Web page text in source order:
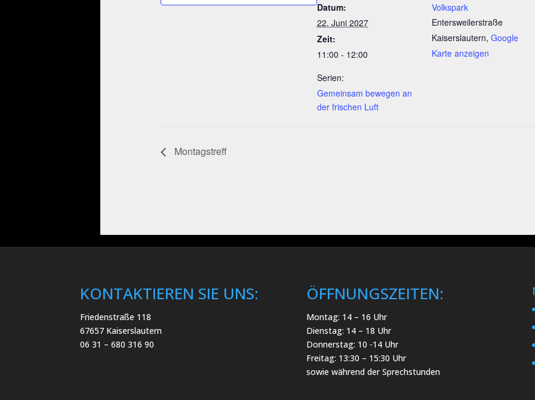
Datum:
22. Juni 2027
Zeit:
11:00 - 12:00
Serien:
Gemeinsam bewegen an
der frischen Luft
Volkspark
Entersweilerstraße
Kaiserslautern, Google
Karte anzeigen
Montagstreff
KONTAKTIEREN SIE UNS:
Friedenstraße 118
67657 Kaiserslautern
06 31 – 680 316 90
ÖFFNUNGSZEITEN:
Montag: 14 – 16 Uhr
Dienstag: 14 – 18 Uhr
Donnerstag: 10 -14 Uhr
Freitag: 13:30 – 15:30 Uhr
sowie während der Sprechstunden